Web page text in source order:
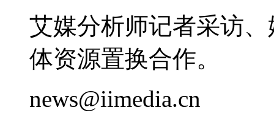
艾媒分析师记者采访
体资源置换合作。
news@iimedia.cn